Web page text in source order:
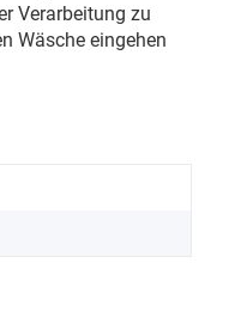
Verarbeitung zu
Wäsche eingehen